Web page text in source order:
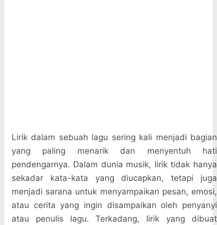
Lirik dalam sebuah lagu sering kali menjadi bagian
yang paling menarik dan menyentuh hati
pendengarnya. Dalam dunia musik, lirik tidak hanya
sekadar kata-kata yang diucapkan, tetapi juga
menjadi sarana untuk menyampaikan pesan, emosi,
atau cerita yang ingin disampaikan oleh penyanyi
atau penulis lagu. Terkadang, lirik yang dibuat